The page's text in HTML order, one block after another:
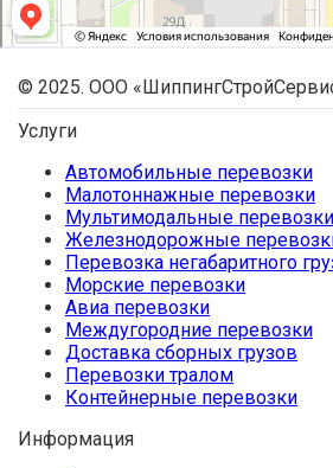
© 2025. ООО
Услуги
Автомобильные перевозки
Малотоннажные перевозки
Мультимодальные перевозки
Железнодорожные
Перевозка негабаритного
Морские перевозки
Авиа перевозки
Междугородние перевозки
Доставка сборных грузов
Перевозки тралом
Контейнерные перевозки
Информация